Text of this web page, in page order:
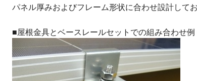
パネル厚みおよびフレーム形状に合わせ設計して
■屋根金具とベースレールセットでの組み合わせ例